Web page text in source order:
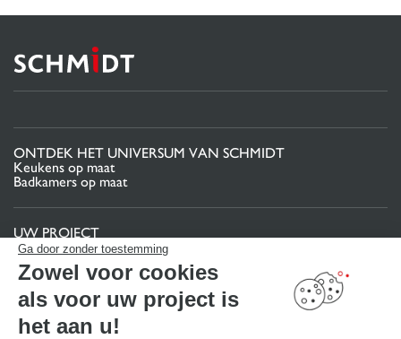
Ga door zonder toestemming
Zowel voor cookies
als voor uw project is
het aan u!
ONTDEK HET UNIVERSUM VAN SCHMIDT
Keukens op maat
Badkamers op maat
UW PROJECT
Projectgebied
Uw 3D-keukenconfigurator
Contact
Vind uw Winkel
MAAK EEN AFSPRAAK